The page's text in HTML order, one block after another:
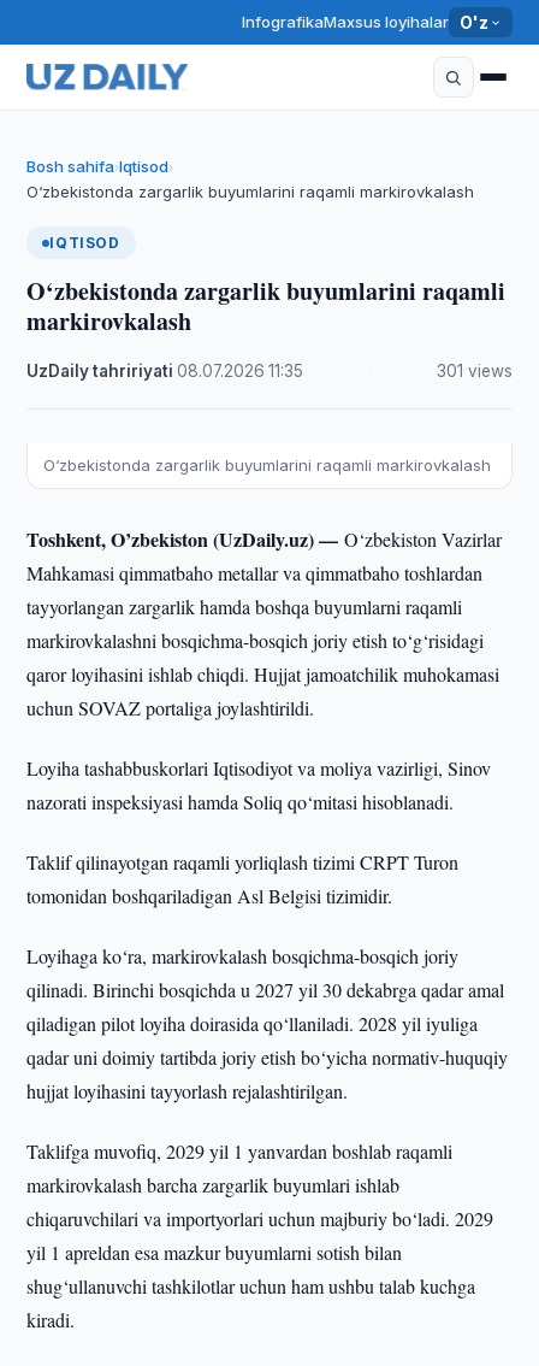
InfografikaMaxsus loyihalar O'z
Bosh sahifa›Iqtisod›
O‘zbekistonda zargarlik buyumlarini raqamli markirovkalash
IQTISOD
O‘zbekistonda zargarlik buyumlarini raqamli
markirovkalash
UzDaily tahririyati ·08.07.2026 ·11:35 301 views
O‘zbekistonda zargarlik buyumlarini raqamli markirovkalash
Toshkent, O’zbekiston (UzDaily.uz) —O‘zbekiston Vazirlar
Mahkamasi qimmatbaho metallar va qimmatbaho toshlardan
tayyorlangan zargarlik hamda boshqa buyumlarni raqamli
markirovkalashni bosqichma-bosqich joriy etish to‘g‘risidagi
qaror loyihasini ishlab chiqdi. Hujjat jamoatchilik muhokamasi
uchun SOVAZ portaliga joylashtirildi.
Loyiha tashabbuskorlari Iqtisodiyot va moliya vazirligi, Sinov
nazorati inspeksiyasi hamda Soliq qo‘mitasi hisoblanadi.
Taklif qilinayotgan raqamli yorliqlash tizimi CRPT Turon
tomonidan boshqariladigan Asl Belgisi tizimidir.
Loyihaga ko‘ra, markirovkalash bosqichma-bosqich joriy
qilinadi. Birinchi bosqichda u 2027 yil 30 dekabrga qadar amal
qiladigan pilot loyiha doirasida qo‘llaniladi. 2028 yil iyuliga
qadar uni doimiy tartibda joriy etish bo‘yicha normativ-huquqiy
hujjat loyihasini tayyorlash rejalashtirilgan.
Taklifga muvofiq, 2029 yil 1 yanvardan boshlab raqamli
markirovkalash barcha zargarlik buyumlari ishlab
chiqaruvchilari va importyorlari uchun majburiy bo‘ladi. 2029
yil 1 apreldan esa mazkur buyumlarni sotish bilan
shug‘ullanuvchi tashkilotlar uchun ham ushbu talab kuchga
kiradi.